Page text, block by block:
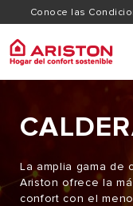
Conoce las
La amplia gama de
Ariston ofrece la
confort con el